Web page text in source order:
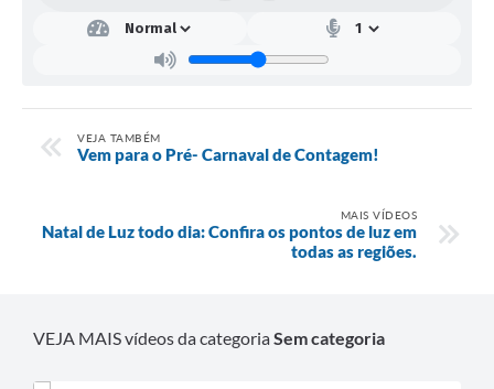
VEJA TAMBÉM
Vem para o Pré- Carnaval de Contagem!
MAIS VÍDEOS
Natal de Luz todo dia: Confira os pontos de luz em
todas as regiões.
VEJA MAIS vídeos da categoriaSem categoria